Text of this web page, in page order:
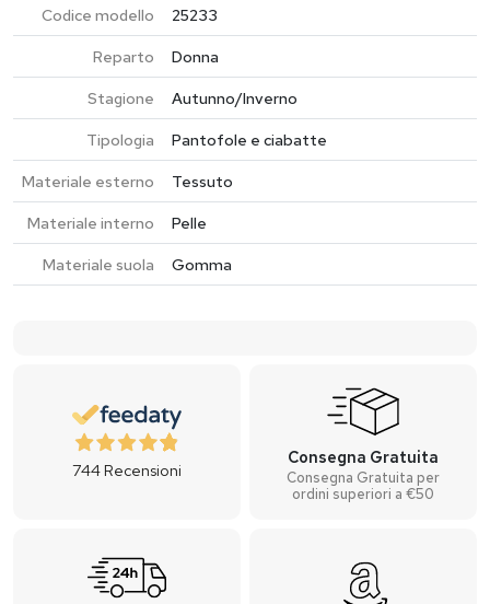
Codice modello
25233
Reparto
Donna
Stagione
Autunno/Inverno
Tipologia
Pantofole e ciabatte
Materiale esterno
Tessuto
Materiale interno
Pelle
Materiale suola
Gomma
744Recensioni
Consegna Gratuita
Consegna Gratuita per
ordini superiori a €50